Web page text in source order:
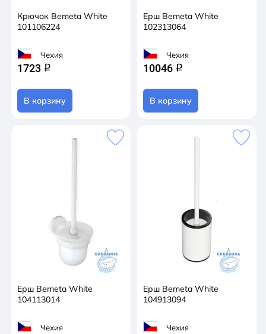
Крючок Bemeta White
101106224
Чехия
1723 q
В корзину
Ерш Bemeta White
102313064
Чехия
10046 q
В корзину
Ерш Bemeta White
104113014
Чехия
Ерш Bemeta White
104913094
Чехия